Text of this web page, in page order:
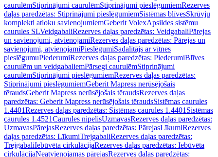
caurulēmStiprinājumi caurulēmStiprinājumi pieslēgumiemRezerves
daļas paredzētas: Stiprinājumi pieslēgumiemSistēmas blīvesSkrūvju
komplekti atloku savienojumiemGeberit VolexApsildes sistēmu
caurules SLVeidgabaliRezerves daļas paredzētas: VeidgabaliPārejas
un savienojumi, atvienojamiRezerves daļas paredzētas: Pārejas un
savienojumi, atvienojamiPieslēgumiSadalītājs ar vītnes
pieslēgumuPiederumiRezerves daļas paredzētas: PiederumiBlīves
caurulēm un veidgabaliemPārsegi caurulēmStiprinājumi
caurulēmStiprinājumi pieslēgumiemRezerves daļas paredzētas:
Stiprinājumi pieslēgumiemGeberit Mapress nerūsējošais
tēraudsGeberit Mapress nerūsējošais tēraudsRezerves daļas
paredzētas: Geberit Mapress nerūsējošais tēraudsSistēmas caurules
1.4401Rezerves daļas paredzētas: Sistēmas caurules 1.4401 Sistēmas
caurules 1.4521Caurules nipelisUzmavasRezerves daļas paredzētas:
UzmavasPārejasRezerves daļas paredzētas: PārejasLīkumiRezerves
daļas paredzētas: LīkumiTrejgabaliRezerves daļas paredzētas:
TrejgabaliIebūvēta cirkulācijaRezerves daļas paredzētas: Iebūvēta
cirkulācijaNeatvienojamas pārejasRezerves daļas paredzētas: